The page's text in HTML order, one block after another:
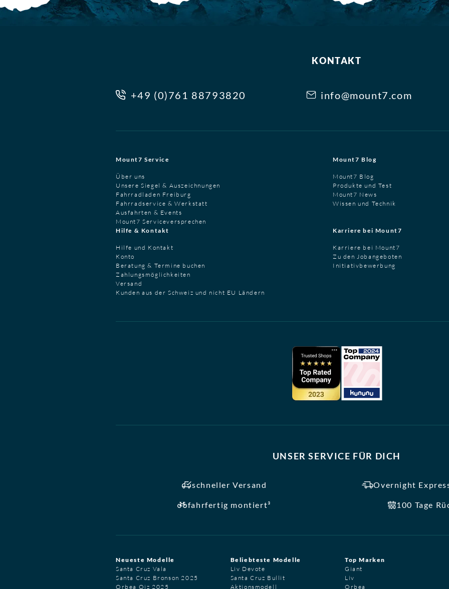
KONTAKT
+49 (0)761 88793820 info@mount7.com
Mount7 Service
Über uns
Unsere Siegel & Auszeichnungen
Fahrradladen Freiburg
Fahrradservice & Werkstatt
Ausfahrten & Events
Mount7 Serviceversprechen
Mount7 Blog
Mount7 Blog
Produkte und Test
Mount7 News
Wissen und Technik
Hilfe & Kontakt
Hilfe und Kontakt
Konto
Beratung & Termine buchen
Zahlungsmöglichkeiten
Versand
Kunden aus der Schweiz und nicht EU Ländern
Karriere bei Mount7
Karriere bei Mount7
Zu den Jobangeboten
Initiativbewerbung
UNSER SERVICE FÜR DICH
schneller Versand Overnight
fahrfertig montiert³ 100 Tage
Neueste Modelle
Santa Cruz Vala
Santa Cruz Bronson 2025
Orbea Oiz 2025
Beliebteste Modelle
Liv Devote
Santa Cruz Bullit
Aktionsmodell
Top Marken
Giant
Liv
Orbea